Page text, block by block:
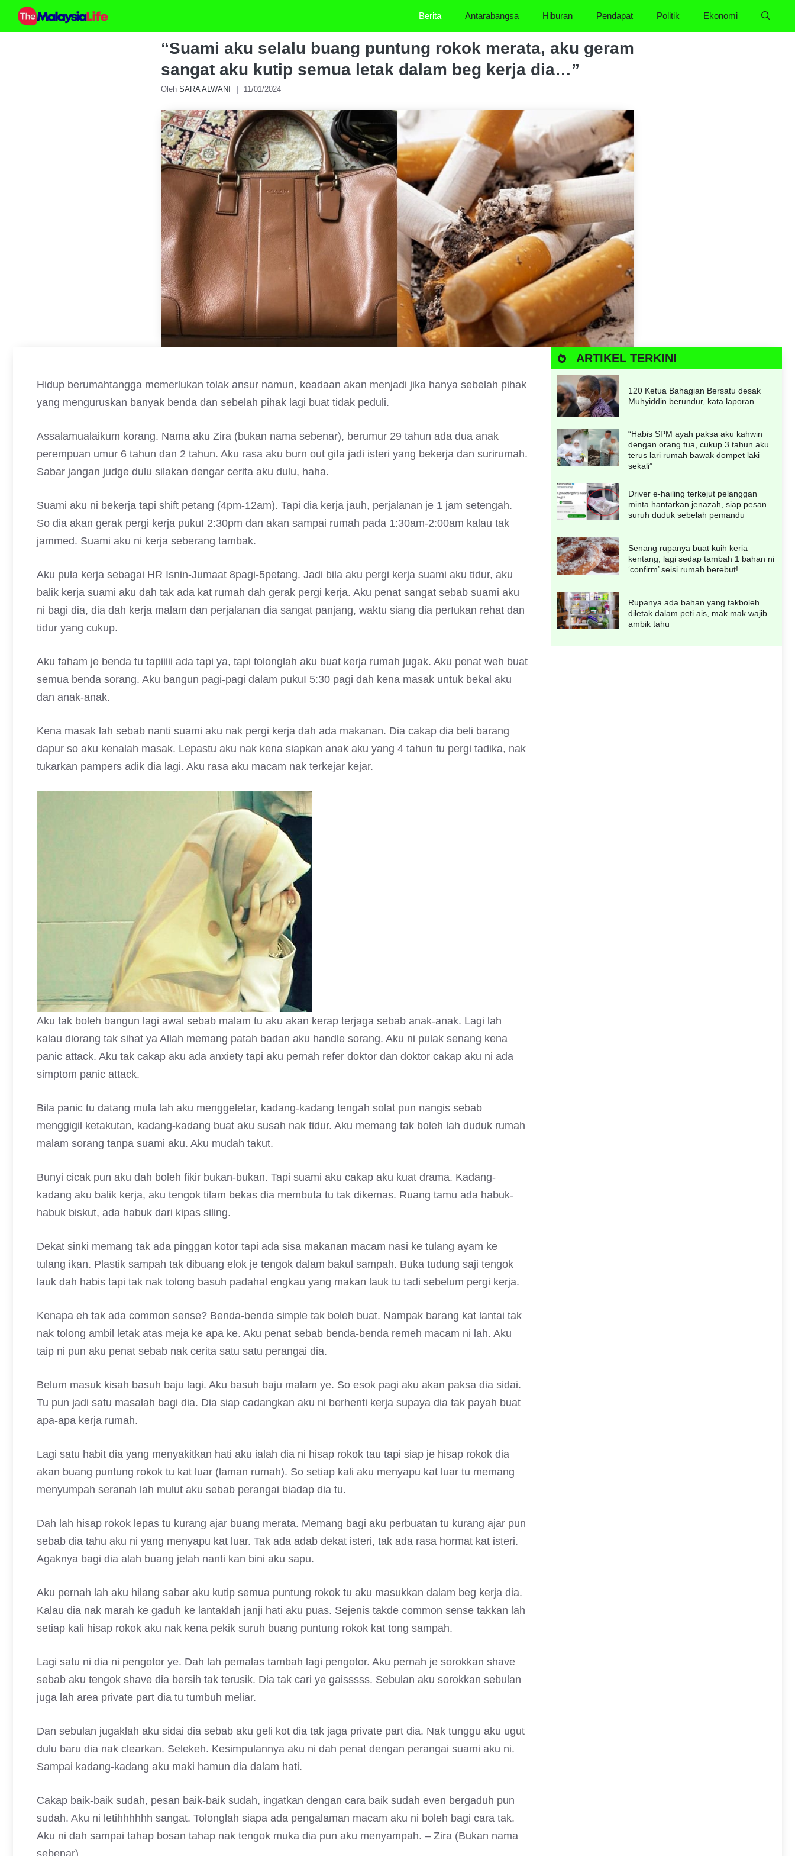
Skip
Berita Antarabangsa Hiburan Pendapat Politik Ekonomi
“Suami aku selalu buang puntung rokok merata, aku geram
sangat aku kutip semua letak dalam beg kerja dia…”
Oleh SARA ALWANI 11/01/2024
Hidup berumahtangga memerlukan tolak ansur namun, keadaan akan menjadi jika hanya sebelah pihak
yang menguruskan banyak benda dan sebelah pihak lagi buat tidak peduli.
Assalamualaikum korang. Nama aku Zira (bukan nama sebenar), berumur 29 tahun ada dua anak
perempuan umur 6 tahun dan 2 tahun. Aku rasa aku burn out giIa jadi isteri yang bekerja dan surirumah.
Sabar jangan judge dulu silakan dengar cerita aku dulu, haha.
Suami aku ni bekerja tapi shift petang (4pm-12am). Tapi dia kerja jauh, perjalanan je 1 jam setengah.
So dia akan gerak pergi kerja pukuI 2:30pm dan akan sampai rumah pada 1:30am-2:00am kalau tak
jammed. Suami aku ni kerja seberang tambak.
Aku pula kerja sebagai HR Isnin-Jumaat 8pagi-5petang. Jadi bila aku pergi kerja suami aku tidur, aku
balik kerja suami aku dah tak ada kat rumah dah gerak pergi kerja. Aku penat sangat sebab suami aku
ni bagi dia, dia dah kerja malam dan perjalanan dia sangat panjang, waktu siang dia perIukan rehat dan
tidur yang cukup.
Aku faham je benda tu tapiiiii ada tapi ya, tapi tolonglah aku buat kerja rumah jugak. Aku penat weh buat
semua benda sorang. Aku bangun pagi-pagi dalam pukuI 5:30 pagi dah kena masak untuk bekal aku
dan anak-anak.
Kena masak lah sebab nanti suami aku nak pergi kerja dah ada makanan. Dia cakap dia beli barang
dapur so aku kenalah masak. Lepastu aku nak kena siapkan anak aku yang 4 tahun tu pergi tadika, nak
tukarkan pampers adik dia lagi. Aku rasa aku macam nak terkejar kejar.
Aku tak boleh bangun lagi awal sebab malam tu aku akan kerap terjaga sebab anak-anak. Lagi lah
kalau diorang tak sihat ya Allah memang patah badan aku handle sorang. Aku ni pulak senang kena
panic attack. Aku tak cakap aku ada anxiety tapi aku pernah refer doktor dan doktor cakap aku ni ada
simptom panic attack.
Bila panic tu datang mula lah aku menggeletar, kadang-kadang tengah solat pun nangis sebab
menggigil ketakutan, kadang-kadang buat aku susah nak tidur. Aku memang tak boleh lah duduk rumah
malam sorang tanpa suami aku. Aku mudah takut.
Bunyi cicak pun aku dah boleh fikir bukan-bukan. Tapi suami aku cakap aku kuat drama. Kadang-
kadang aku balik kerja, aku tengok tilam bekas dia membuta tu tak dikemas. Ruang tamu ada habuk-
habuk biskut, ada habuk dari kipas siling.
Dekat sinki memang tak ada pinggan kotor tapi ada sisa makanan macam nasi ke tulang ayam ke
tulang ikan. Plastik sampah tak dibuang elok je tengok dalam bakul sampah. Buka tudung saji tengok
lauk dah habis tapi tak nak tolong basuh padahal engkau yang makan lauk tu tadi sebelum pergi kerja.
Kenapa eh tak ada common sense? Benda-benda simple tak boleh buat. Nampak barang kat lantai tak
nak tolong ambil letak atas meja ke apa ke. Aku penat sebab benda-benda remeh macam ni lah. Aku
taip ni pun aku penat sebab nak cerita satu satu perangai dia.
Belum masuk kisah basuh baju lagi. Aku basuh baju malam ye. So esok pagi aku akan paksa dia sidai.
Tu pun jadi satu masalah bagi dia. Dia siap cadangkan aku ni berhenti kerja supaya dia tak payah buat
apa-apa kerja rumah.
Lagi satu habit dia yang menyakitkan hati aku ialah dia ni hisap rokok tau tapi siap je hisap rokok dia
akan buang puntung rokok tu kat luar (laman rumah). So setiap kali aku menyapu kat luar tu memang
menyumpah seranah lah mulut aku sebab perangai biadap dia tu.
Dah lah hisap rokok lepas tu kurang ajar buang merata. Memang bagi aku perbuatan tu kurang ajar pun
sebab dia tahu aku ni yang menyapu kat luar. Tak ada adab dekat isteri, tak ada rasa hormat kat isteri.
Agaknya bagi dia alah buang jelah nanti kan bini aku sapu.
Aku pernah lah aku hilang sabar aku kutip semua puntung rokok tu aku masukkan dalam beg kerja dia.
Kalau dia nak marah ke gaduh ke lantaklah janji hati aku puas. Sejenis takde common sense takkan lah
setiap kali hisap rokok aku nak kena pekik suruh buang puntung rokok kat tong sampah.
Lagi satu ni dia ni pengotor ye. Dah lah pemalas tambah lagi pengotor. Aku pernah je sorokkan shave
sebab aku tengok shave dia bersih tak terusik. Dia tak cari ye gaisssss. Sebulan aku sorokkan sebulan
juga lah area private part dia tu tumbuh meliar.
Dan sebulan jugaklah aku sidai dia sebab aku geli kot dia tak jaga private part dia. Nak tunggu aku ugut
dulu baru dia nak clearkan. Selekeh. Kesimpulannya aku ni dah penat dengan perangai suami aku ni.
Sampai kadang-kadang aku maki hamun dia dalam hati.
Cakap baik-baik sudah, pesan baik-baik sudah, ingatkan dengan cara baik sudah even bergaduh pun
sudah. Aku ni letihhhhhh sangat. Tolonglah siapa ada pengalaman macam aku ni boleh bagi cara tak.
Aku ni dah sampai tahap bosan tahap nak tengok muka dia pun aku menyampah. – Zira (Bukan nama
sebenar)
ARTIKEL TERKINI
120 Ketua Bahagian Bersatu desak
Muhyiddin berundur, kata laporan
“Habis SPM ayah paksa aku kahwin
dengan orang tua, cukup 3 tahun aku
terus lari rumah bawak dompet laki
sekali”
Driver e-hailing terkejut pelanggan
minta hantarkan jenazah, siap pesan
suruh duduk sebelah pemandu
Senang rupanya buat kuih keria
kentang, lagi sedap tambah 1 bahan ni
‘confirm’ seisi rumah berebut!
Rupanya ada bahan yang takboleh
diletak dalam peti ais, mak mak wajib
ambik tahu